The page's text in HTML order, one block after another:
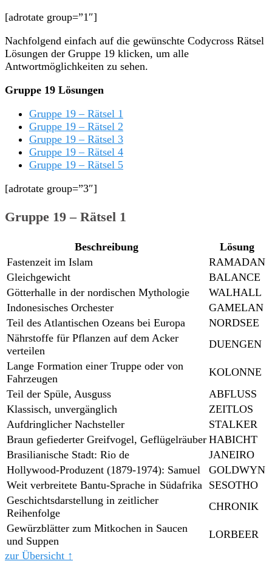
[adrotate group=”1″]
Nachfolgend einfach auf die gewünschte Codycross Rätsel
Lösungen der Gruppe 19 klicken, um alle
Antwortmöglichkeiten zu sehen.
Gruppe 19 Lösungen
Gruppe 19 – Rätsel 1
Gruppe 19 – Rätsel 2
Gruppe 19 – Rätsel 3
Gruppe 19 – Rätsel 4
Gruppe 19 – Rätsel 5
[adrotate group=”3″]
Gruppe 19 – Rätsel 1
Beschreibung
Lösung
Fastenzeit im Islam
RAMADAN
Gleichgewicht
BALANCE
Götterhalle in der nordischen Mythologie
WALHALL
Indonesisches Orchester
GAMELAN
Teil des Atlantischen Ozeans bei Europa
NORDSEE
Nährstoffe für Pflanzen auf dem Acker
verteilen
DUENGEN
Lange Formation einer Truppe oder von
Fahrzeugen
KOLONNE
Teil der Spüle, Ausguss
ABFLUSS
Klassisch, unvergänglich
ZEITLOS
Aufdringlicher Nachsteller
STALKER
Braun gefiederter Greifvogel, Geflügelräuber HABICHT
Brasilianische Stadt: Rio de
JANEIRO
Hollywood-Produzent (1879-1974): Samuel
GOLDWYN
Weit verbreitete Bantu-Sprache in Südafrika
SESOTHO
Geschichtsdarstellung in zeitlicher
Reihenfolge
CHRONIK
Gewürzblätter zum Mitkochen in Saucen
und Suppen
LORBEER
zur Übersicht ↑